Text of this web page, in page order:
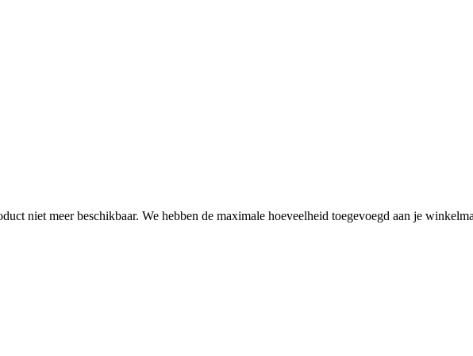
niet meer beschikbaar. We hebben de maximale hoeveelheid toegevoegd aan je